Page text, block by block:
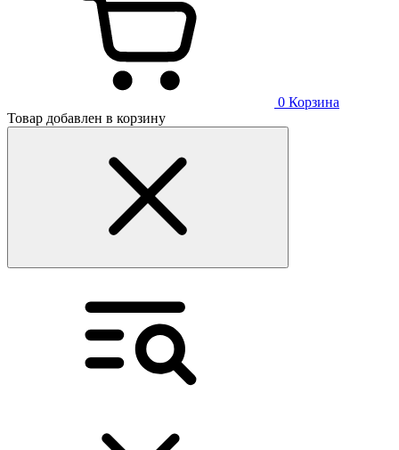
0 Корзина
Товар добавлен в корзину